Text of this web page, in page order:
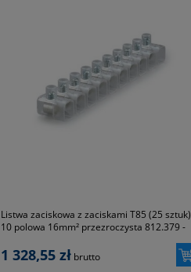
- napięcie znamionowe 450V
- gwarancja 1 rok lub dłużej zgodnie z
wytycznymi producenta
Listwa zaciskowa z zaciskami T85 (25 sztuk)
10 polowa 16mm² przezroczysta 812.379 -
1 328,55 zł brutto